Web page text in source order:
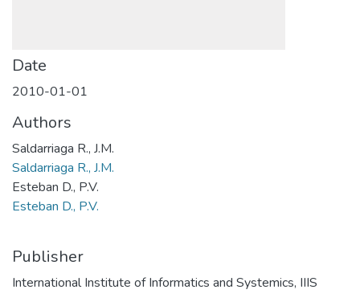
Date
2010-01-01
Authors
Saldarriaga R., J.M.
Saldarriaga R., J.M.
Esteban D., P.V.
Esteban D., P.V.
Publisher
International Institute of Informatics and Systemics, IIIS